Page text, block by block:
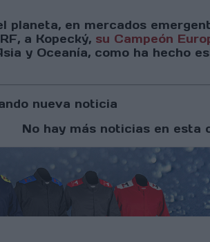
en mercados
a Kopecký, su Campeón
y Oceanía, como ha hecho
nueva noticia
No hay más noticias en esta